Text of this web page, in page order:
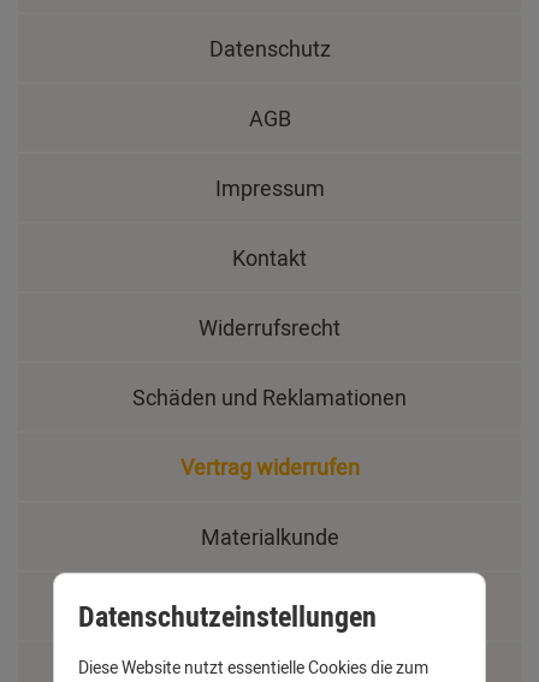
Datenschutz
AGB
Impressum
Kontakt
Widerrufsrecht
Schäden und Reklamationen
Vertrag widerrufen
Materialkunde
Fachbegriffe
Jobs
Datenschutzeinstellungen
Diese Website nutzt essentielle Cookies die zum